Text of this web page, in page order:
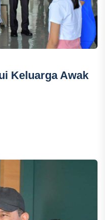
Keluarga Awak